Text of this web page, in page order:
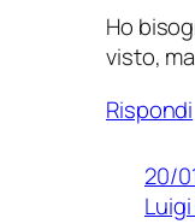
Ho
visto,
Rispondi
20/